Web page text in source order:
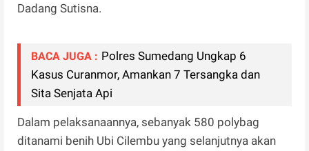
Dadang Sutisna.
BACA JUGA : Polres Sumedang Ungkap 6
Kasus Curanmor, Amankan 7 Tersangka dan
Sita Senjata Api
Dalam pelaksanaannya, sebanyak 580 polybag
ditanami benih Ubi Cilembu yang selanjutnya akan